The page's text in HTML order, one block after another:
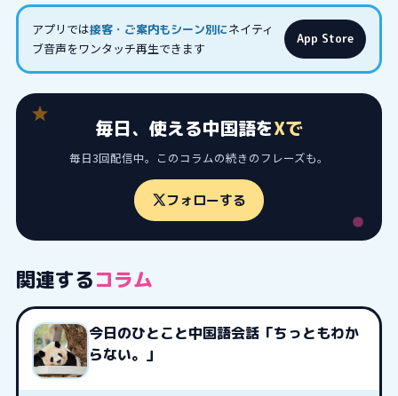
アプリでは接客・ご案内もシーン別にネイティ
ブ音声をワンタッチ再生できます
App Store
毎日、使える中国語をXで
毎日3回配信中。このコラムの続きのフレーズも。
フォローする
関連するコラム
今日のひとこと中国語会話「ちっともわか
らない。」